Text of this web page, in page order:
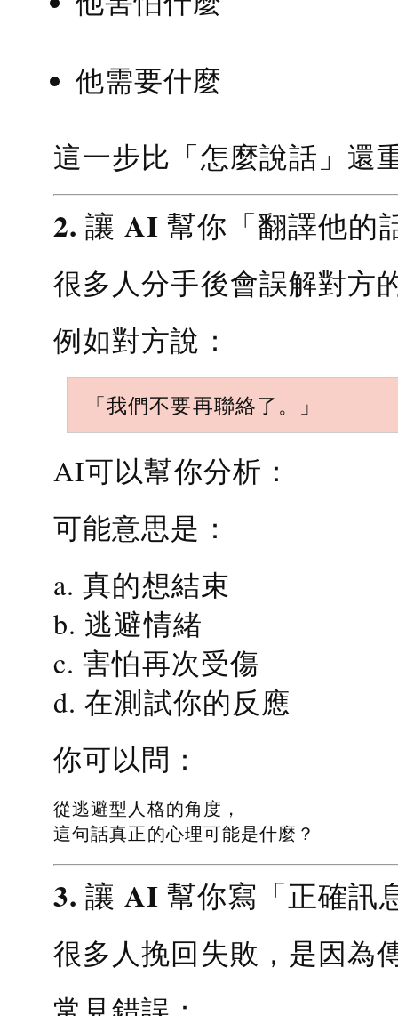
他需要什麼
這一步比「怎麼說話」還
2. 讓 AI 幫你「翻譯他的
很多人分手後會誤解對方
例如對方說：
「我們不要再聯絡了。」
AI可以幫你分析：
可能意思是：
a. 真的想結束
b. 逃避情緒
c. 害怕再次受傷
d. 在測試你的反應
你可以問：
從逃避型人格的角度，
這句話真正的心理可能是什麼？
3. 讓 AI 幫你寫「正確訊
很多人挽回失敗，是因為